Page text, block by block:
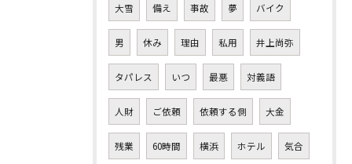
大雪 備え 事故 夢 バイク
男 休み 理由 私用 井上尚弥
タパレス いつ 最悪 対義語
人財 ご依頼 依頼する側 大金
残業 60時間 横浜 ホテル 気合